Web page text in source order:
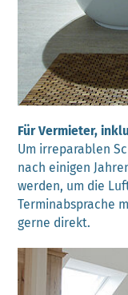
Für Vermieter,
Um irreparablen
nach einigen
werden, um die
Terminabsprache
gerne direkt.